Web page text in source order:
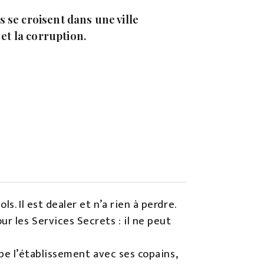
se croisent dans une ville
la corruption.
Il est dealer et n’a rien à perdre.
les Services Secrets : il ne peut
l’établissement avec ses copains,